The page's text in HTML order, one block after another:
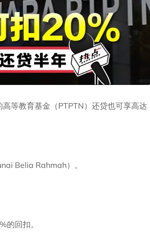
等教育基金（PTPTN）还贷也可享高达
Belia Rahmah）。
的回扣。